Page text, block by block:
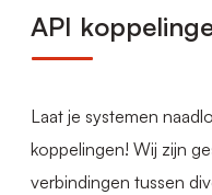
API
Laat je systemen
koppelingen! Wij zijn
verbindingen tussen